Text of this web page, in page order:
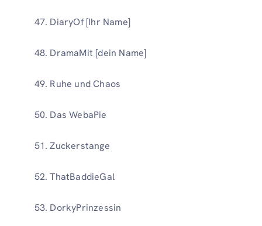
DiaryOf [Ihr Name]
DramaMit [dein Name]
Ruhe und Chaos
Das WebaPie
Zuckerstange
ThatBaddieGal
DorkyPrinzessin